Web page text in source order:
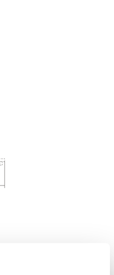
te pueden